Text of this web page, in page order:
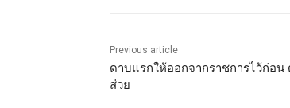
Previous article
ดาบแรกให้ออกจากราชการไว้ก่อน
ส่วย